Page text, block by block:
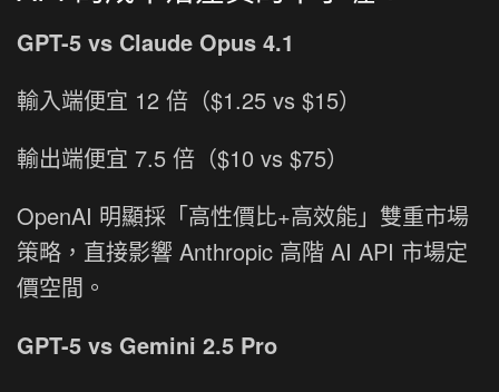
GPT-5 vs Claude Opus 4.1
輸入端便宜 12 倍（$1.25 vs $15）
輸出端便宜 7.5 倍（$10 vs $75）
OpenAI 明顯採「高性價比+高效能」雙重市場
策略，直接影響 Anthropic 高階 AI API 市場定
價空間。
GPT-5 vs Gemini 2.5 Pro